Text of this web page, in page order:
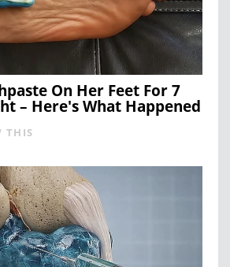
On Her Feet For 7
– Here's What Happened
THIS